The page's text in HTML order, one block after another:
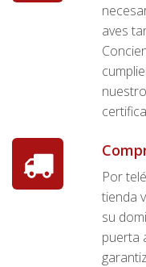
aves
Por
tienda
su
puerta